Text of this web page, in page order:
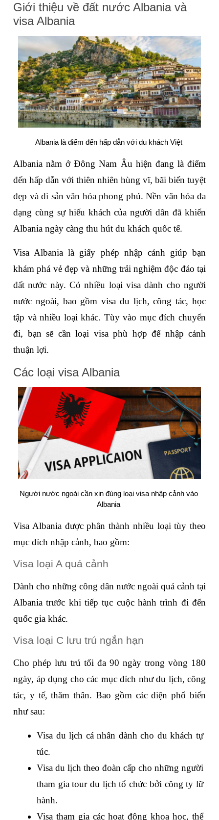
Giới thiệu về đất nước Albania và
visa Albania
Albania là điểm đến hấp dẫn với du khách Việt
Albania nằm ở Đông Nam Âu hiện đang là điểm
đến hấp dẫn với thiên nhiên hùng vĩ, bãi biển tuyệt
đẹp và di sản văn hóa phong phú. Nền văn hóa đa
dạng cùng sự hiếu khách của người dân đã khiến
Albania ngày càng thu hút du khách quốc tế.
Visa Albania là giấy phép nhập cảnh giúp bạn
khám phá vẻ đẹp và những trải nghiệm độc đáo tại
đất nước này. Có nhiều loại visa dành cho người
nước ngoài, bao gồm visa du lịch, công tác, học
tập và nhiều loại khác. Tùy vào mục đích chuyến
đi, bạn sẽ cần loại visa phù hợp để nhập cảnh
thuận lợi.
Các loại visa Albania
Người nước ngoài cần xin đúng loại visa nhập cảnh vào
Albania
Visa Albania được phân thành nhiều loại tùy theo
mục đích nhập cảnh, bao gồm:
Visa loại A quá cảnh
Dành cho những công dân nước ngoài quá cảnh tại
Albania trước khi tiếp tục cuộc hành trình đi đến
quốc gia khác.
Visa loại C lưu trú ngắn hạn
Cho phép lưu trú tối đa 90 ngày trong vòng 180
ngày, áp dụng cho các mục đích như du lịch, công
tác, y tế, thăm thân. Bao gồm các diện phổ biến
như sau:
Visa du lịch cá nhân dành cho du khách tự
túc.
Visa du lịch theo đoàn cấp cho những người
tham gia tour du lịch tổ chức bởi công ty lữ
hành.
Visa tham gia các hoạt động khoa học, thể